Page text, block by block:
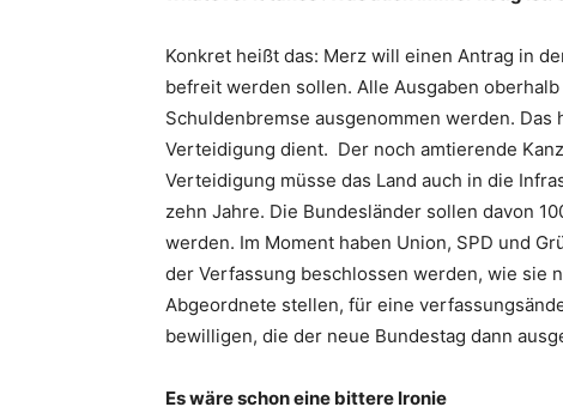
Konkret heißt das: Merz will einen Antrag in
befreit werden sollen. Alle Ausgaben
Schuldenbremse ausgenommen werden.
Verteidigung dient. Der noch amtierende
Verteidigung müsse das Land auch in die
zehn Jahre. Die Bundesländer sollen davon
werden. Im Moment haben Union, SPD und
der Verfassung beschlossen werden, wie sie
Abgeordnete stellen, für eine
bewilligen, die der neue Bundestag dann
Es wäre schon eine bittere Ironie